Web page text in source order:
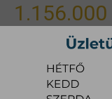
1.156.000
gyors